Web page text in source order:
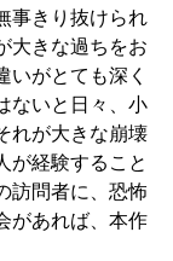
事きり抜けられ
大きな過ちをお
いがとても深く
ないと日々、小
れが大きな崩壊
が経験すること
訪問者に、恐怖
があれば、本作